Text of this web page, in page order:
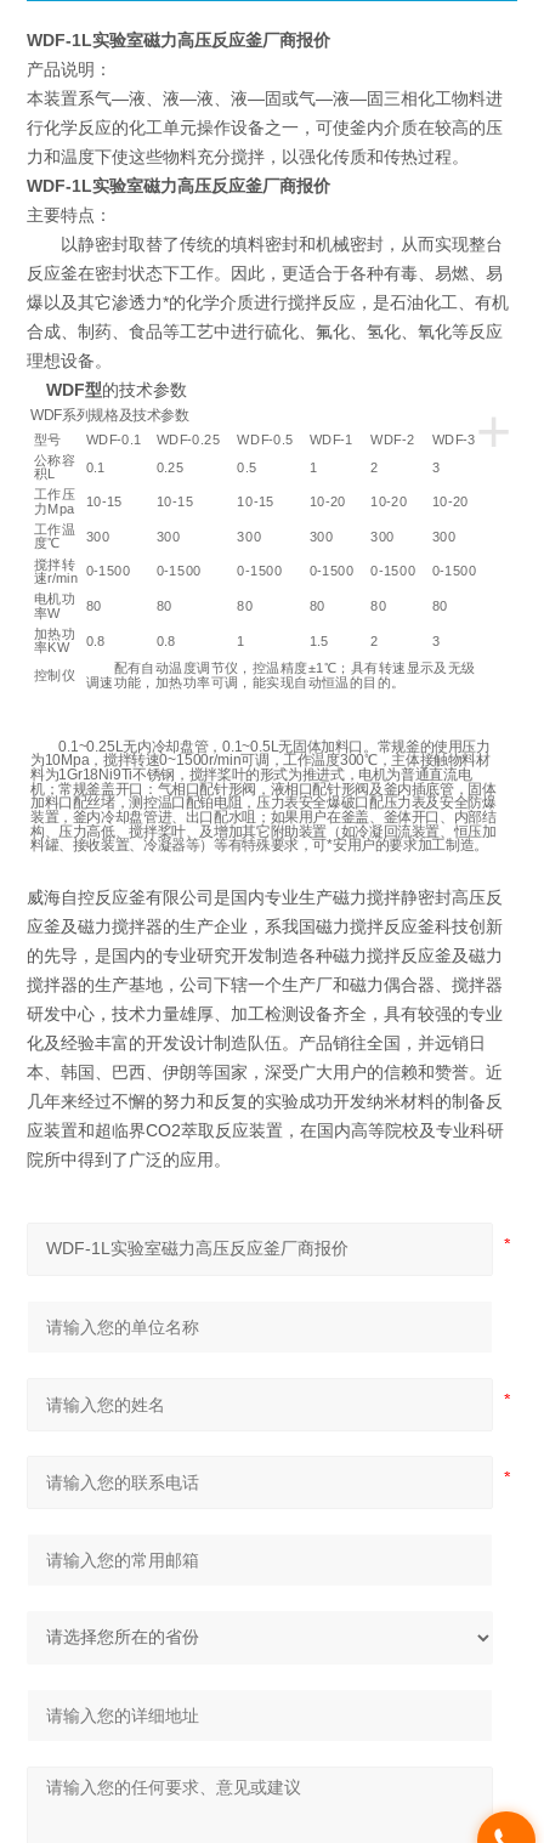
WDF-1L实验室磁力高压反应釜厂商报价
产品说明：
本装置系气—液、液—液、液—固或气—液—固三相化工物料进
行化学反应的化工单元操作设备之一，可使釜内介质在较高的压
力和温度下使这些物料充分搅拌，以强化传质和传热过程。
WDF-1L实验室磁力高压反应釜厂商报价
主要特点：
以静密封取替了传统的填料密封和机械密封，从而实现整台
反应釜在密封状态下工作。因此，更适合于各种有毒、易燃、易
爆以及其它渗透力*的化学介质进行搅拌反应，是石油化工、有机
合成、制药、食品等工艺中进行硫化、氟化、氢化、氧化等反应
理想设备。
WDF型的技术参数
+
WDF系列规格及技术参数
型号 WDF-0.1 WDF-0.25 WDF-0.5 WDF-1 WDF-2
WDF-3
公称容
积L
0.1 0.25 0.5 1 2 3
工作压
力Mpa 10-15 10-15 10-15 10-20 10-20 10-20
工作温
度℃ 300 300 300 300 300
300
搅拌转
速r/min 0-1500 0-1500 0-1500 0-1500 0-1500 0-1500
电机功
率W 80 80 80 80 80
80
加热功
率KW 0.8 0.8 1 1.5 2 3
控制仪
配有自动温度调节仪，控温精度±1℃；具有转速显示及无级
调速功能，加热功率可调，能实现自动恒温的目的。
0.1~0.25L无内冷却盘管，0.1~0.5L无固体加料口。常规釜的使用压力
为10Mpa，搅拌转速0~1500r/min可调，工作温度300℃，主体接触物料材
料为1Gr18Ni9Ti不锈钢，搅拌桨叶的形式为推进式，电机为普通直流电
机；常规釜盖开口：气相口配针形阀，液相口配针形阀及釜内插底管，固体
加料口配丝堵，测控温口配铂电阻，压力表安全爆破口配压力表及安全防爆
装置，釜内冷却盘管进、出口配水咀；如果用户在釜盖、釜体开口、内部结
构、压力高低、搅拌桨叶、及增加其它附助装置（如冷凝回流装置、恒压加
料罐、接收装置、冷凝器等）等有特殊要求，可*安用户的要求加工制造。
威海自控反应釜有限公司是国内专业生产磁力搅拌静密封高压反
应釜及磁力搅拌器的生产企业，系我国磁力搅拌反应釜科技创新
的先导，是国内的专业研究开发制造各种磁力搅拌反应釜及磁力
搅拌器的生产基地，公司下辖一个生产厂和磁力偶合器、搅拌器
研发中心，技术力量雄厚、加工检测设备齐全，具有较强的专业
化及经验丰富的开发设计制造队伍。产品销往全国，并远销日
本、韩国、巴西、伊朗等国家，深受广大用户的信赖和赞誉。近
几年来经过不懈的努力和反复的实验成功开发纳米材料的制备反
应装置和超临界CO2萃取反应装置，在国内高等院校及专业科研
院所中得到了广泛的应用。